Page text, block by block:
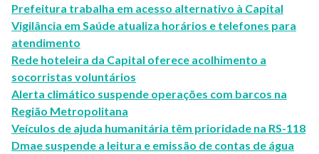
Prefeitura trabalha em acesso alternativo à Capital
Vigilância em Saúde atualiza horários e telefones para
atendimento
Rede hoteleira da Capital oferece acolhimento a
socorristas voluntários
Alerta climático suspende operações com barcos na
Região Metropolitana
Veículos de ajuda humanitária têm prioridade na RS-118
Dmae suspende a leitura e emissão de contas de água